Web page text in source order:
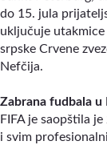
do 15. jula
uključuje
srpske Crvene
Nefčija.
Zabrana fudbala u
FIFA je saopštila
i svim